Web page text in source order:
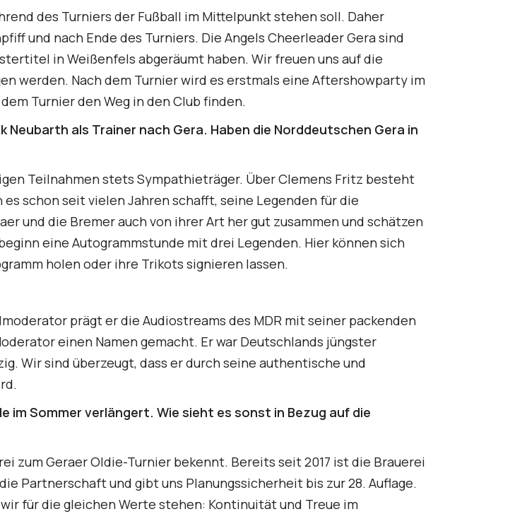
des Turniers der Fußball im Mittelpunkt stehen soll. Daher
und nach Ende des Turniers. Die Angels Cheerleader Gera sind
in Weißenfels abgeräumt haben. Wir freuen uns auf die
werden. Nach dem Turnier wird es erstmals eine Aftershowparty im
Turnier den Weg in den Club finden.
als Trainer nach Gera. Haben die Norddeutschen Gera in
Teilnahmen stets Sympathieträger. Über Clemens Fritz besteht
schon seit vielen Jahren schafft, seine Legenden für die
und die Bremer auch von ihrer Art her gut zusammen und schätzen
eine Autogrammstunde mit drei Legenden. Hier können sich
holen oder ihre Trikots signieren lassen.
prägt er die Audiostreams des MDR mit seiner packenden
einen Namen gemacht. Er war Deutschlands jüngster
Wir sind überzeugt, dass er durch seine authentische und
Sommer verlängert. Wie sieht es sonst in Bezug auf die
zum Geraer Oldie-Turnier bekennt. Bereits seit 2017 ist die Brauerei
Partnerschaft und gibt uns Planungssicherheit bis zur 28. Auflage.
für die gleichen Werte stehen: Kontinuität und Treue im